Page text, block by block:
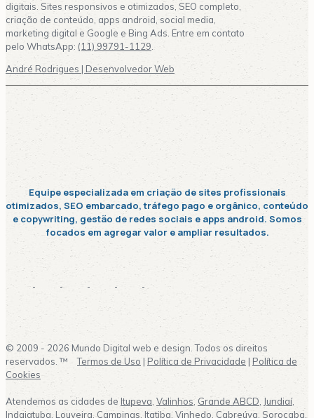
digitais. Sites responsivos e otimizados, SEO completo,
criação de conteúdo, apps android, social media,
marketing digital e Google e Bing Ads. Entre em contato
pelo WhatsApp: (11) 99791-1129
André Rodrigues | Desenvolvedor Web
Equipe especializada em criação de sites profissionais
otimizados, SEO embarcado, tráfego pago e orgânico, conteúdo
e copywriting, gestão de redes sociais e apps android. Somos
focados em agregar valor e ampliar resultados.
© 2009 - 2026 Mundo Digital web e design. Todos os direitos
reservados. ™Termos de Uso | Política de Privacidade | Política de
Cookies
Atendemos as cidades de Itupeva Valinhos Grande ABCD Jundiaí,
Indaiatuba Louveira ,Campinas Itatiba,Vinhedo Cabreúva, Sorocaba